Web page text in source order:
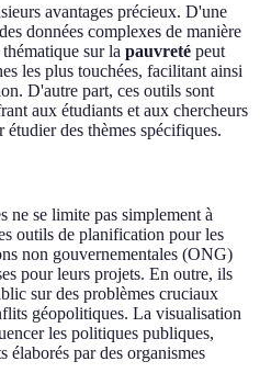
avantages précieux. D'une
données complexes de manière
sur la pauvreté peut
les plus touchées, facilitant ainsi
D'autre part, ces outils sont
aux étudiants et aux chercheurs
des thèmes spécifiques.
ne se limite pas simplement à
outils de planification pour les
non gouvernementales (ONG)
pour leurs projets. En outre, ils
sur des problèmes cruciaux
géopolitiques. La visualisation
les politiques publiques,
élaborés par des organismes